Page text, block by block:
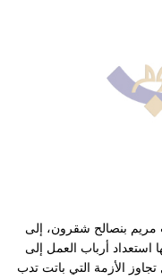
مريم بنصالح شقرون، إلى
استعداد أرباب العمل إلى
الأزمة التي باتت تدب